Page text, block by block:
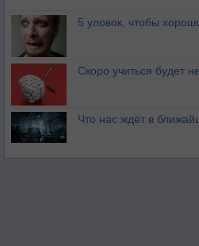
5 уловок, чтобы
Скоро учиться будет
Что нас ждёт в